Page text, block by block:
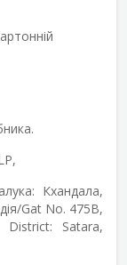
Кхандала,
Gat No. 475B,
District: Satara,